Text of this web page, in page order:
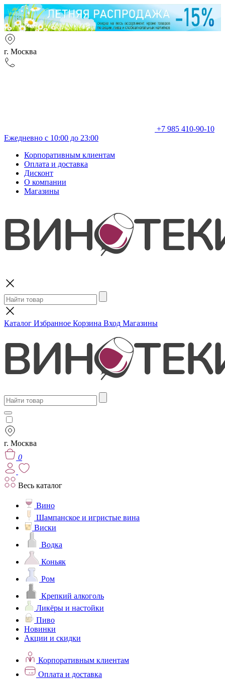
г. Москва
+7 985 410-90-10
Ежедневно с 10:00 до 23:00
Корпоративным клиентам
Оплата и доставка
Дисконт
О компании
Магазины
Каталог Избранное Корзина Вход Магазины
г. Москва
0
Весь каталог
Вино
Шампанское и игристые вина
Виски
Водка
Коньяк
Ром
Крепкий алкоголь
Ликёры и настойки
Пиво
Новинки
Акции и скидки
Корпоративным клиентам
Оплата и доставка